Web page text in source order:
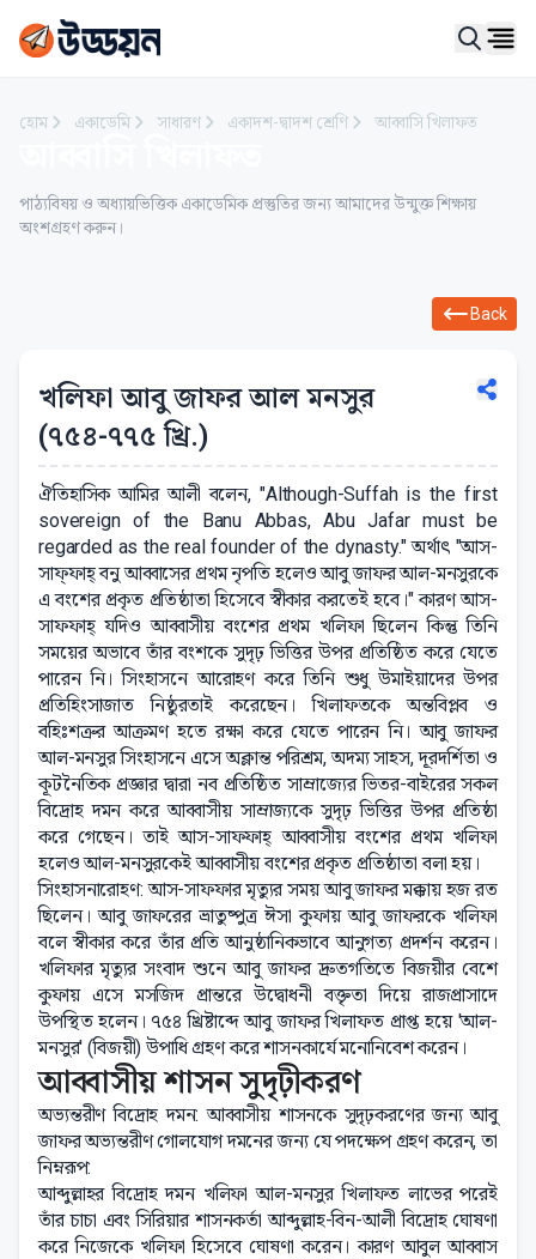
হোম একাডেমি সাধারণ একাদশ-দ্বাদশ শ্রেণি আব্বাসি খিলাফত
পাঠ্যবিষয় ও অধ্যায়ভিত্তিক একাডেমিক প্রস্তুতির জন্য আমাদের উন্মুক্ত শিক্ষায়
অংশগ্রহণ করুন।
Back
খলিফা আবু জাফর আল মনসুর
(৭৫৪-৭৭৫ খ্রি.)
ঐতিহাসিক আমির আলী বলেন, "Although-Suffah is the first
sovereign of the Banu Abbas, Abu Jafar must be
regarded as the real founder of the dynasty." অর্থাৎ "আস-
সাফ্ফাহ্ বনু আব্বাসের প্রথম নৃপতি হলেও আবু জাফর আল-মনসুরকে
এ বংশের প্রকৃত প্রতিষ্ঠাতা হিসেবে স্বীকার করতেই হবে।" কারণ আস-
সাফফাহ্ যদিও আব্বাসীয় বংশের প্রথম খলিফা ছিলেন কিন্তু তিনি
সময়ের অভাবে তাঁর বংশকে সুদৃঢ় ভিত্তির উপর প্রতিষ্ঠিত করে যেতে
পারেন নি। সিংহাসনে আরোহণ করে তিনি শুধু উমাইয়াদের উপর
প্রতিহিংসাজাত নিষ্ঠুরতাই করেছেন। খিলাফতকে অন্তবিপ্লব ও
বহিঃশত্রুর আক্রমণ হতে রক্ষা করে যেতে পারেন নি। আবু জাফর
আল-মনসুর সিংহাসনে এসে অক্লান্ত পরিশ্রম, অদম্য সাহস, দূরদর্শিতা ও
কূটনৈতিক প্রজ্ঞার দ্বারা নব প্রতিষ্ঠিত সাম্রাজ্যের ভিতর-বাইরের সকল
বিদ্রোহ দমন করে আব্বাসীয় সাম্রাজ্যকে সুদৃঢ় ভিত্তির উপর প্রতিষ্ঠা
করে গেছেন। তাই আস-সাফফাহ্ আব্বাসীয় বংশের প্রথম খলিফা
হলেও আল-মনসুরকেই আব্বাসীয় বংশের প্রকৃত প্রতিষ্ঠাতা বলা হয়।
সিংহাসনারোহণ: আস-সাফফার মৃত্যুর সময় আবু জাফর মক্কায় হজ রত
ছিলেন। আবু জাফরের ভ্রাতুষ্পুত্র ঈসা কুফায় আবু জাফরকে খলিফা
বলে স্বীকার করে তাঁর প্রতি আনুষ্ঠানিকভাবে আনুগত্য প্রদর্শন করেন।
খলিফার মৃত্যুর সংবাদ শুনে আবু জাফর দ্রুতগতিতে বিজয়ীর বেশে
কুফায় এসে মসজিদ প্রান্তরে উদ্বোধনী বক্তৃতা দিয়ে রাজপ্রাসাদে
উপস্থিত হলেন। ৭৫৪ খ্রিষ্টাব্দে আবু জাফর খিলাফত প্রাপ্ত হয়ে 'আল-
মনসুর' (বিজয়ী) উপাধি গ্রহণ করে শাসনকার্যে মনোনিবেশ করেন।
আব্বাসীয় শাসন সুদৃঢ়ীকরণ
অভ্যন্তরীণ বিদ্রোহ দমন: আব্বাসীয় শাসনকে সুদৃঢ়করণের জন্য আবু
জাফর অভ্যন্তরীণ গোলযোগ দমনের জন্য যে পদক্ষেপ গ্রহণ করেন, তা
নিম্নরূপ:
আব্দুল্লাহর বিদ্রোহ দমন খলিফা আল-মনসুর খিলাফত লাভের পরেই
তাঁর চাচা এবং সিরিয়ার শাসনকর্তা আব্দুল্লাহ-বিন-আলী বিদ্রোহ ঘোষণা
করে নিজেকে খলিফা হিসেবে ঘোষণা করেন। কারণ আবুল আব্বাস